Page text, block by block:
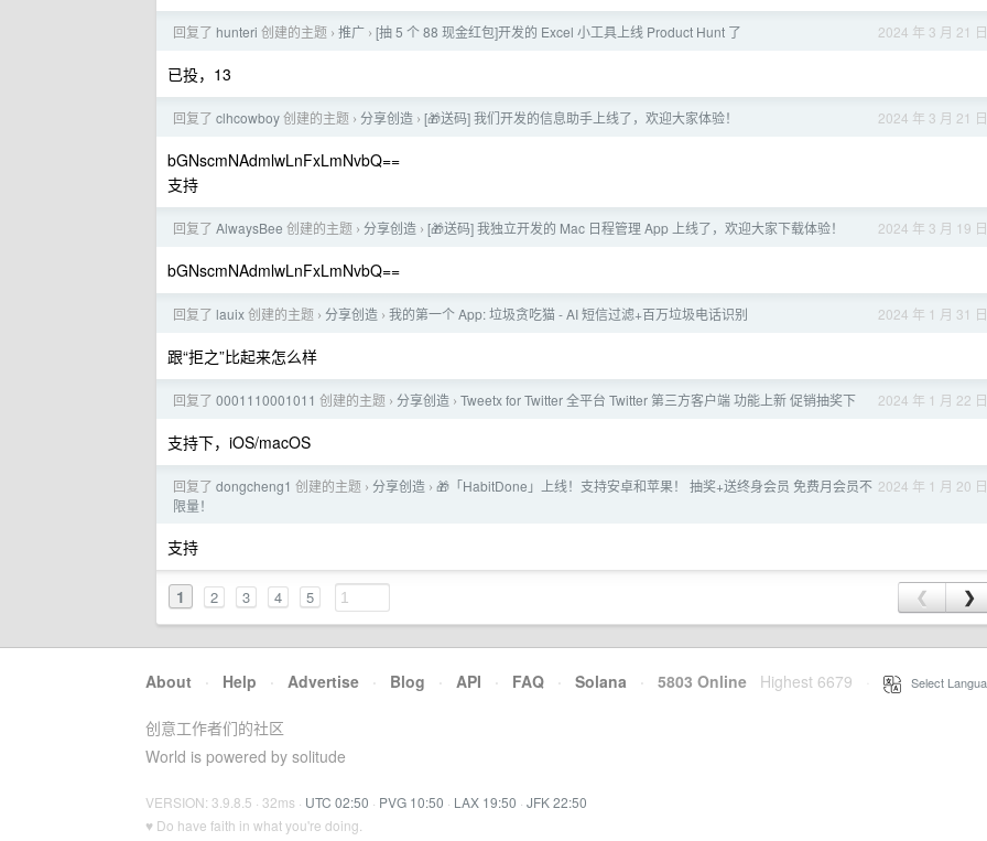
2024 年 3 月 21 日
回复了 hunteri 创建的主题 › 推广 › [抽 5 个 88 现金红包]开发的 Excel 小工具上线 Product Hunt 了
已投，13
2024 年 3 月 21 日
回复了 clhcowboy创建的主题 › 分享创造 › [🎁送码] 我们开发的信息助手上线了，欢迎大家体验！
bGNscmNAdmlwLnFxLmNvbQ==
支持
2024 年 3 月 19 日
回复了 AlwaysBee 创建的主题 › 分享创造 › [🎁送码] 我独立开发的 Mac 日程管理 App 上线了，欢迎大家下载体验！
bGNscmNAdmlwLnFxLmNvbQ==
2024 年 1 月 31 日
回复了 lauix创建的主题 › 分享创造 › 我的第一个 App: 垃圾贪吃猫 - AI 短信过滤+百万垃圾电话识别
跟“拒之”比起来怎么样
2024 年 1 月 22 日
回复了 0001110001011 创建的主题 › 分享创造 › Tweetx for Twitter 全平台 Twitter 第三方客户端 功能上新 促销抽奖下
支持下，iOS/macOS
2024 年 1 月 20 日
回复了 dongcheng1 创建的主题 › 分享创造 › 🎁「HabitDone」上线！支持安卓和苹果！ 抽奖+送终身会员 免费月会员不
限量！
支持
1 2 3 4 5 ❮ ❯
About · Help · Advertise · Blog · API · FAQ · Solana · 5803 Online Highest 6679 Select
创意工作者们的社区
World is powered by solitude
VERSION: 3.9.8.5 · 32ms · UTC 02:50 · PVG 10:50 · LAX 19:50 · JFK 22:50
♥ Do have faith in what you're doing.